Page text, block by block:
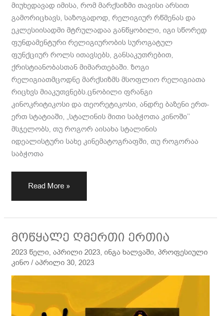
მიუხედავად იმისა, რომ მარქსიზმი თავისი არსით
გამორიცხავს, საზოგადოდ, რელიგიურ რწმენას და
ეკლესიისადმი მტრულადაა განწყობილი, იგი სწორედ
ფუნდამენტური რელიგიურობის სუროგატულ
ფუნქციურ როლს ითავსებს, განსაკუთრებით,
ქრისტიანობასთან მიმართებაში. ზოგი
რელიგიათმცოდნე მარქსიზმს მსოფლიო რელიგიათა
რიცხვს მიაკუთვნებს.ცნობილი ფრანგი
კინოკრიტიკოსი და თეორეტიკოსი, ანდრე ბაზენი ერთ-
ერთ სტატიაში, „სტალინის მითი საბჭოთა კინოში’’
მსჯელობს, თუ როგორ აისახა სტალინის
იდეალისტური სახე კინემატოგრაფში, თუ როგორაა
საბჭოთა
Read More »
მოწყალე ღმერთი ერთია
2023 წელი,აპრილი 2023,ინგა ხალვაში,პროფესიული
კინო /აპრილი 30, 2023
მოწყალე
ღმერთი
ერთია